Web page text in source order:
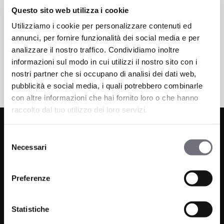
Questo sito web utilizza i cookie
Utilizziamo i cookie per personalizzare contenuti ed
annunci, per fornire funzionalità dei social media e per
analizzare il nostro traffico. Condividiamo inoltre
informazioni sul modo in cui utilizzi il nostro sito con i
nostri partner che si occupano di analisi dei dati web,
pubblicità e social media, i quali potrebbero combinarle
con altre informazioni che hai fornito loro o che hanno
raccolto dal tuo utilizzo dei loro servizi.
delNecessari
Preferenze
Statistiche
P.IVA 00265030031